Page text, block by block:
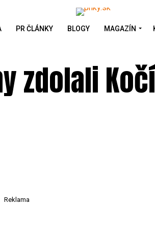
PR ČLÁNKY BLOGY MAGAZÍN
zdolali
Reklama